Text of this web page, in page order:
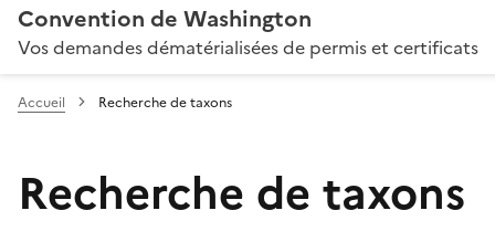
Convention de Washington
Vos demandes dématérialisées de permis et certificats
Accueil Recherche de taxons
Recherche de taxons